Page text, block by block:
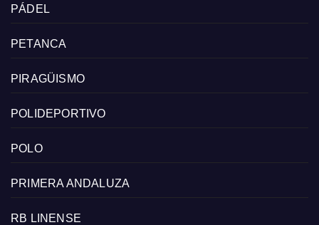
PÁDEL
PETANCA
PIRAGÜISMO
POLIDEPORTIVO
POLO
PRIMERA ANDALUZA
RB LINENSE